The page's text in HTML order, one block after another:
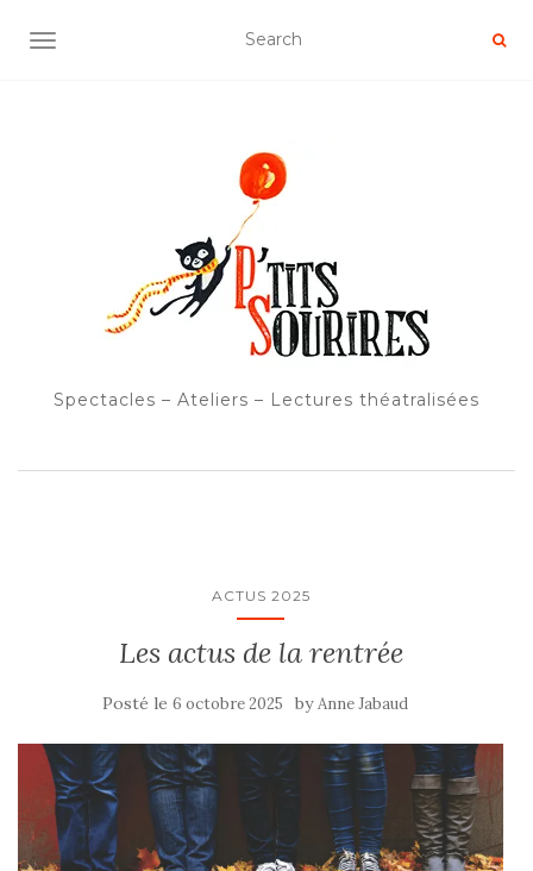
OUVRIR/FERMER LA NAVIGATION
Spectacles – Ateliers – Lectures théatralisées
ACTUS 2025
Les actus de la rentrée
Posté le 6 octobre 2025 byAnne Jabaud